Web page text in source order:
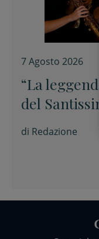
7 Agosto 2026
“La
del
Longiano
di Redazione